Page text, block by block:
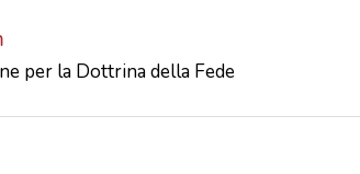
per la Dottrina della Fede